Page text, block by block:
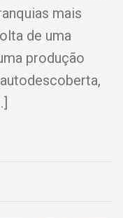
mais
de uma
produção